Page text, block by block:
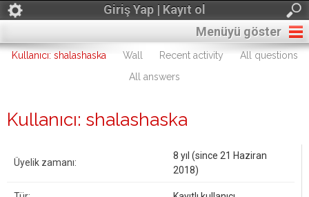
Giriş Yap | Kayıt ol
Menüyü göster
Kullanıcı: shalashaska Wall Recent activity
All questions
All answers
Kullanıcı: shalashaska
Üyelik zamanı:
8 yıl (since 21 Haziran
2018)